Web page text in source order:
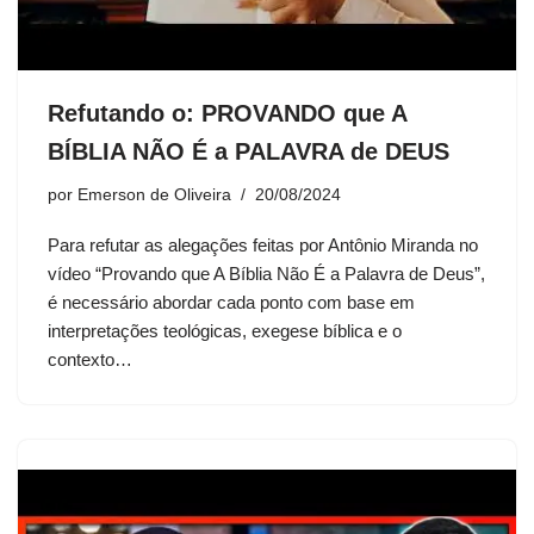
Refutando o: PROVANDO que A
BÍBLIA NÃO É a PALAVRA de DEUS
por Emerson de Oliveira 20/08/2024
Para refutar as alegações feitas por Antônio Miranda no
vídeo “Provando que A Bíblia Não É a Palavra de Deus”,
é necessário abordar cada ponto com base em
interpretações teológicas, exegese bíblica e o
contexto…